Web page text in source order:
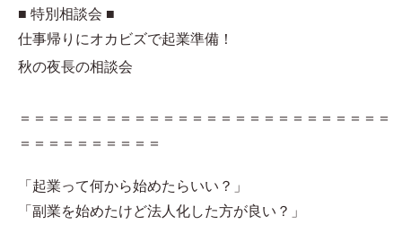
■ 特別相談会 ■
仕事帰りにオカビズで起業準備！
秋の夜長の相談会
＝＝＝＝＝＝＝＝＝＝＝＝＝＝＝＝＝＝＝＝＝＝＝＝＝＝
＝＝＝＝＝＝＝＝＝＝
「起業って何から始めたらいい？」
「副業を始めたけど法人化した方が良い？」